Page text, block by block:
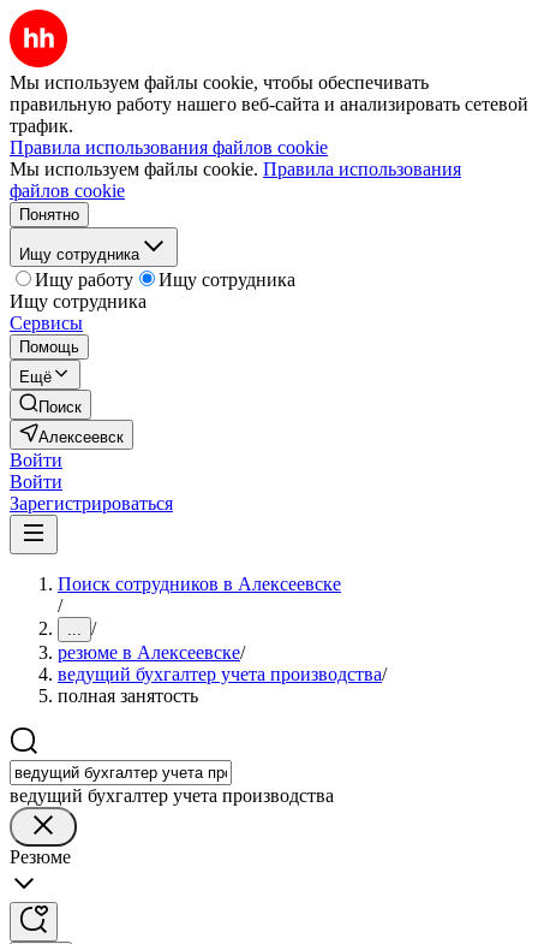
Мы используем файлы cookie, чтобы обеспечивать
правильную работу нашего веб-сайта и анализировать сетевой
трафик.
Правила использования файлов cookie
Мы используем файлы cookie. Правила использования
файлов cookie
Понятно
Ищу сотрудника
Ищу работу
Ищу сотрудника
Ищу сотрудника
Сервисы
Помощь
Ещё
Поиск
Алексеевск
Войти
Войти
Зарегистрироваться
Поиск сотрудников в Алексеевске
/
... /
резюме в Алексеевске/
ведущий бухгалтер учета производства/
полная занятость
ведущий бухгалтер учета производства
Резюме